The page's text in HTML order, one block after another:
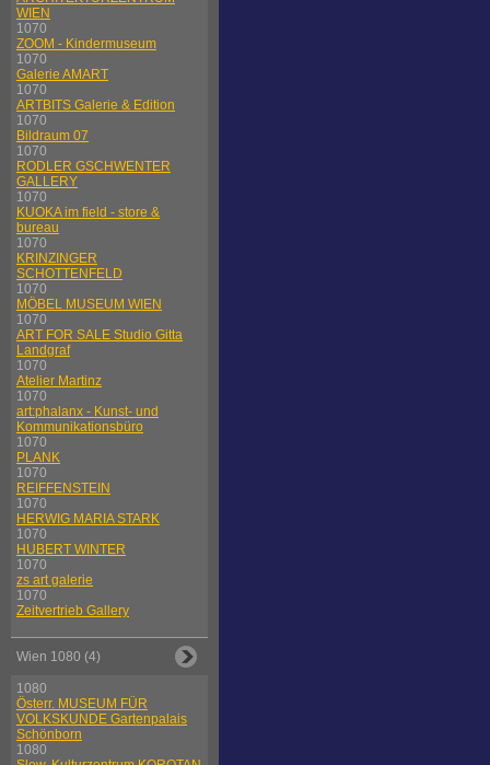
WIEN
1070
ZOOM - Kindermuseum
1070
Galerie AMART
1070
ARTBITS Galerie & Edition
1070
Bildraum 07
1070
RODLER GSCHWENTER
GALLERY
1070
KUOKA im field - store &
bureau
1070
KRINZINGER
SCHOTTENFELD
1070
MÖBEL MUSEUM WIEN
1070
ART FOR SALE Studio Gitta
Landgraf
1070
Atelier Martinz
1070
art:phalanx - Kunst- und
Kommunikationsbüro
1070
PLANK
1070
REIFFENSTEIN
1070
HERWIG MARIA STARK
1070
HUBERT WINTER
1070
zs art galerie
1070
Zeitvertrieb Gallery
Wien 1080 (4)
1080
Österr. MUSEUM FÜR
VOLKSKUNDE Gartenpalais
Schönborn
1080